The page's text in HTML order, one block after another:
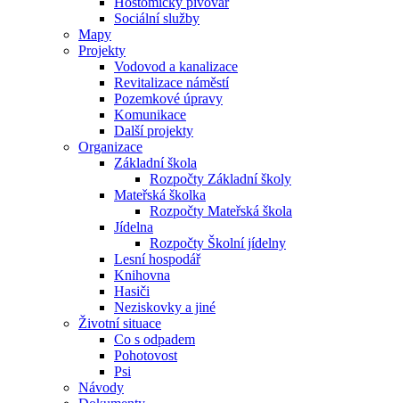
Sociální služby
Mapy
Projekty
Vodovod a kanalizace
Revitalizace náměstí
Pozemkové úpravy
Komunikace
Další projekty
Organizace
Základní škola
Rozpočty Základní školy
Mateřská školka
Rozpočty Mateřská škola
Jídelna
Rozpočty Školní jídelny
Lesní hospodář
Knihovna
Hasiči
Neziskovky a jiné
Životní situace
Co s odpadem
Pohotovost
Psi
Návody